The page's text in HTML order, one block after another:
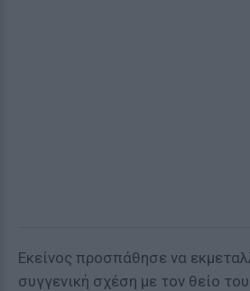
Εκείνος προσπάθησε να
συγγενική σχέση με τον θείο